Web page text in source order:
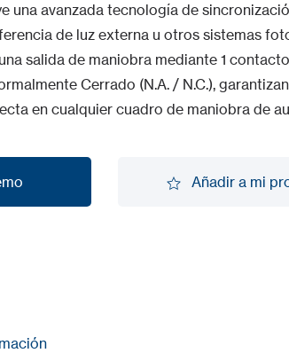
una avanzada tecnología de
de luz externa u otros sistemas
salida de maniobra mediante 1
Cerrado (N.A. / N.C.),
en cualquier cuadro de maniobra de
Añadir a mi